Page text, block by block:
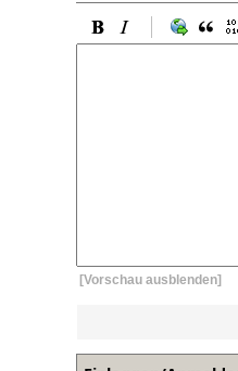
[Vorschau ausblenden]